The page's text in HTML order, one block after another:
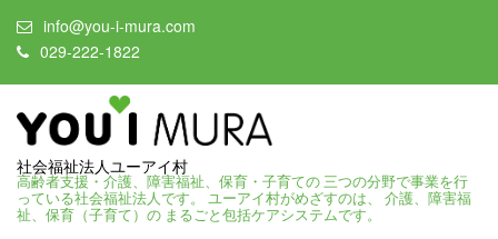
info@you-i-mura.com
029-222-1822
社会福祉法人ユーアイ村
高齢者支援・介護、障害福祉、保育・子育ての 三つの分野で事業を行
っている社会福祉法人です。 ユーアイ村がめざすのは、 介護、障害福
祉、保育（子育て）の まるごと包括ケアシステムです。